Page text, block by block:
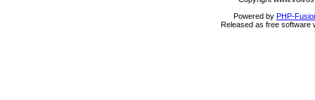
Powered by PHP-
Released as free software